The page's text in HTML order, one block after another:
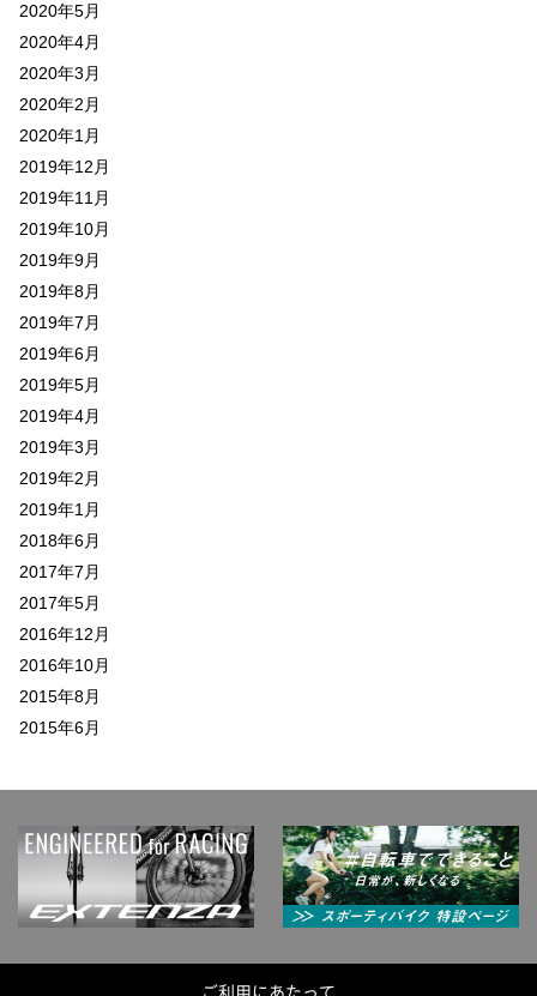
2020年5月
2020年4月
2020年3月
2020年2月
2020年1月
2019年12月
2019年11月
2019年10月
2019年9月
2019年8月
2019年7月
2019年6月
2019年5月
2019年4月
2019年3月
2019年2月
2019年1月
2018年6月
2017年7月
2017年5月
2016年12月
2016年10月
2015年8月
2015年6月
ご利用にあたって